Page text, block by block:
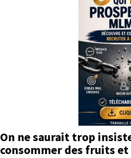
On ne saurait trop
consommer des fruits